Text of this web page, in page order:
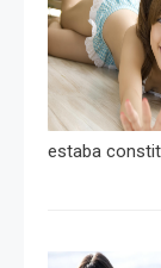
estaba